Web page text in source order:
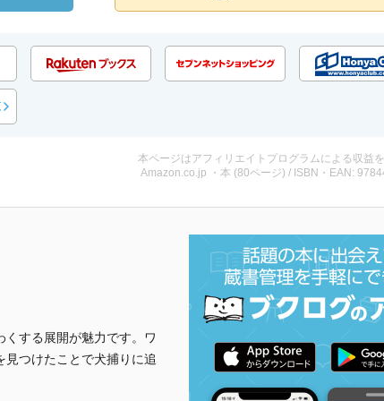
本ページはアフィリエイトプログラムによる収益
Amazon.co.jp ・本 (80ページ) / ISBN・EAN:
する展開が魅力です。ワ
つけたことで犬捕りに追